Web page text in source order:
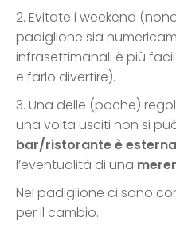
2. Evitate i weekend
padiglione sia
infrasettimanali è più
e farlo divertire).
3. Una delle (poche)
una volta usciti non si
bar/ristorante è esterna
l’eventualità di una
Nel padiglione ci sono
per il cambio.